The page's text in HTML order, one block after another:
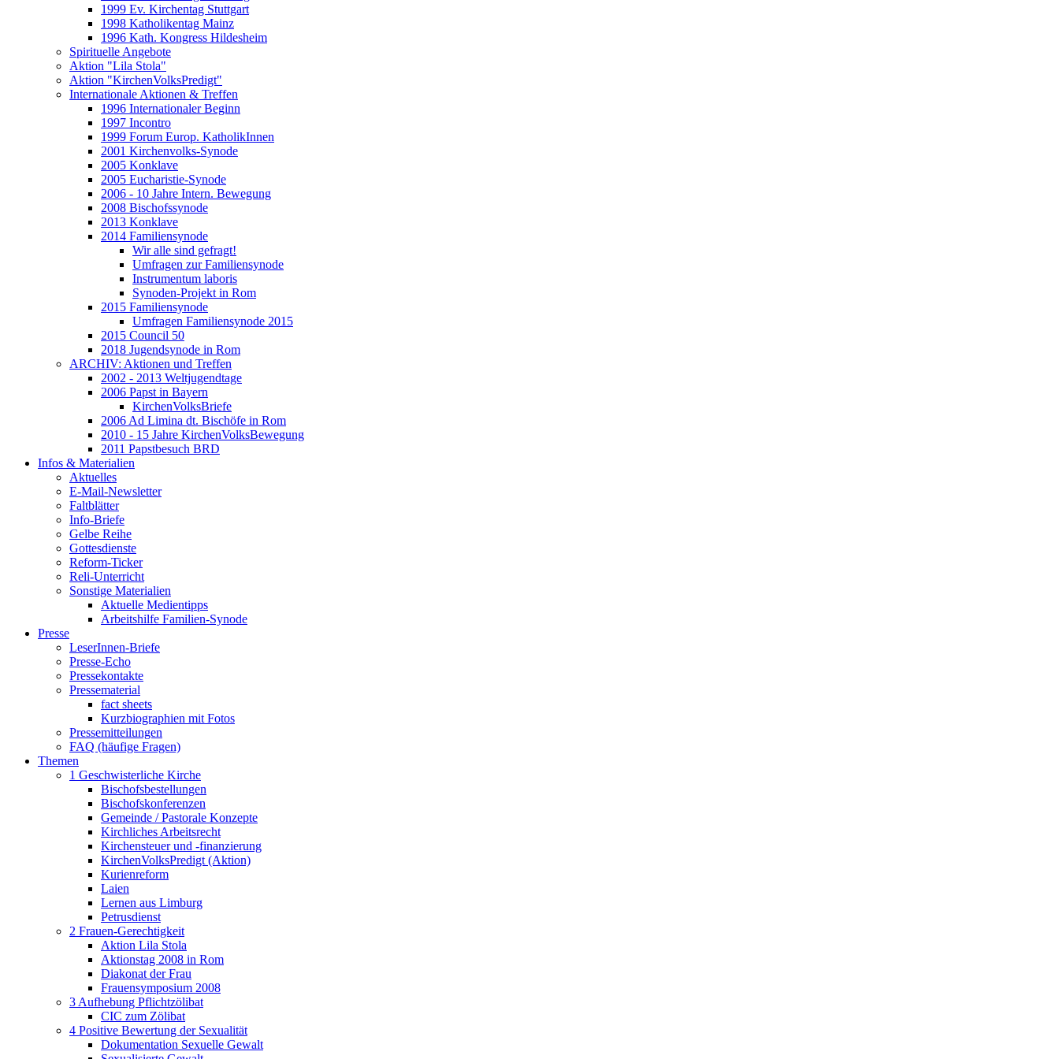
1999 Ev. Kirchentag Stuttgart
1998 Katholikentag Mainz
1996 Kath. Kongress Hildesheim
Spirituelle Angebote
Aktion "Lila Stola"
Aktion "KirchenVolksPredigt"
Internationale Aktionen & Treffen
1996 Internationaler Beginn
1997 Incontro
1999 Forum Europ. KatholikInnen
2001 Kirchenvolks-Synode
2005 Konklave
2005 Eucharistie-Synode
2006 - 10 Jahre Intern. Bewegung
2008 Bischofssynode
2013 Konklave
2014 Familiensynode
Wir alle sind gefragt!
Umfragen zur Familiensynode
Instrumentum laboris
Synoden-Projekt in Rom
2015 Familiensynode
Umfragen Familiensynode 2015
2015 Council 50
2018 Jugendsynode in Rom
ARCHIV: Aktionen und Treffen
2002 - 2013 Weltjugendtage
2006 Papst in Bayern
KirchenVolksBriefe
2006 Ad Limina dt. Bischöfe in Rom
2010 - 15 Jahre KirchenVolksBewegung
2011 Papstbesuch BRD
Infos & Materialien
Aktuelles
E-Mail-Newsletter
Faltblätter
Info-Briefe
Gelbe Reihe
Gottesdienste
Reform-Ticker
Reli-Unterricht
Sonstige Materialien
Aktuelle Medientipps
Arbeitshilfe Familien-Synode
Presse
LeserInnen-Briefe
Presse-Echo
Pressekontakte
Pressematerial
fact sheets
Kurzbiographien mit Fotos
Pressemitteilungen
FAQ (häufige Fragen)
Themen
1 Geschwisterliche Kirche
Bischofsbestellungen
Bischofskonferenzen
Gemeinde / Pastorale Konzepte
Kirchliches Arbeitsrecht
Kirchensteuer und -finanzierung
KirchenVolksPredigt (Aktion)
Kurienreform
Laien
Lernen aus Limburg
Petrusdienst
2 Frauen-Gerechtigkeit
Aktion Lila Stola
Aktionstag 2008 in Rom
Diakonat der Frau
Frauensymposium 2008
3 Aufhebung Pflichtzölibat
CIC zum Zölibat
4 Positive Bewertung der Sexualität
Dokumentation Sexuelle Gewalt